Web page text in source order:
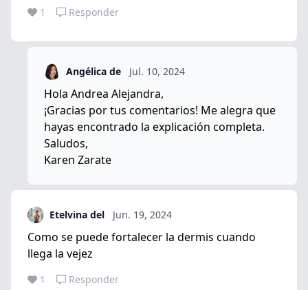
1 Responder
Angélica de Jul. 10, 2024
Hola Andrea Alejandra,
¡Gracias por tus comentarios! Me alegra que
hayas encontrado la explicación completa.
Saludos,
Karen Zarate
Etelvina del Jun. 19, 2024
Como se puede fortalecer la dermis cuando
llega la vejez
1 Responder